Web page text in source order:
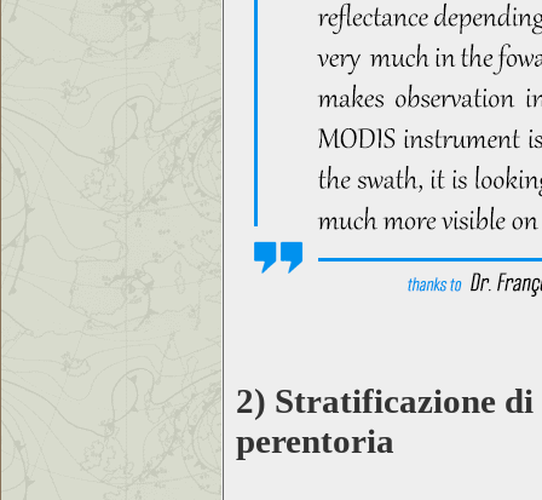
2) Stratificazione di
perentoria